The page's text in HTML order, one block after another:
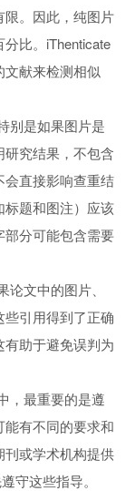
限。因此，纯图片
比。iThenticate
献来检测相似
别是如果图片是
究结果，不包含
直接影响查重结
题和图注）应该
分可能包含需要
文中的图片、
引用得到了正确
助于避免误判为
，最重要的是遵
有不同的要求和
或学术机构提供
守这些指导。